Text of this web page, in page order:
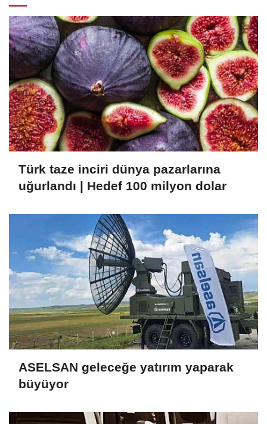
Türk taze inciri dünya pazarlarına
uğurlandı | Hedef 100 milyon dolar
ASELSAN geleceğe yatırım yaparak
büyüyor